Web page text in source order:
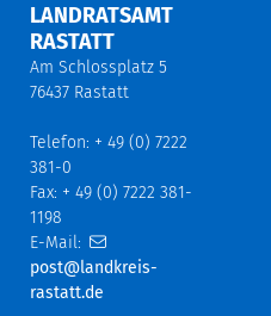
LANDRATSAMT
RASTATT
Am Schlossplatz 5
76437 Rastatt
Telefon: + 49 (0) 7222
381-0
Fax: + 49 (0) 7222 381-
1198
E-Mail:
post@landkreis-
rastatt.de